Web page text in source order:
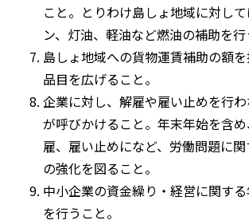
こと。とりわけ島しょ地域に対し
ン、灯油、軽油など燃油の補助を行
島しょ地域への貨物運賃補助の額
品目を広げること。
企業に対し、解雇や雇い止めを行
が呼びかけること。年末年始を含
雇、雇い止めになど、労働問題に
の強化を図ること。
中小企業の資金繰り・経営に関す
を行うこと。